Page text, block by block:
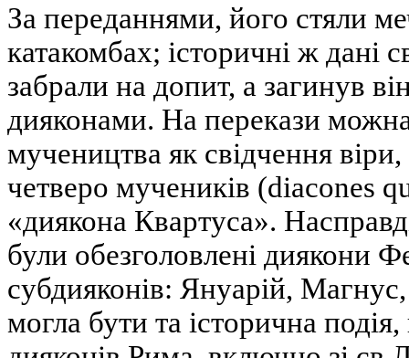
За переданнями, його стяли
катакомбах; історичні ж дані
забрали на допит, а загинув
дияконами. На перекази
мучеництва як свідчення
четверо мучеників (diacones
«диякона Квартуса».
були обезголовлені диякони
субдияконів: Януарій,
могла бути та історична